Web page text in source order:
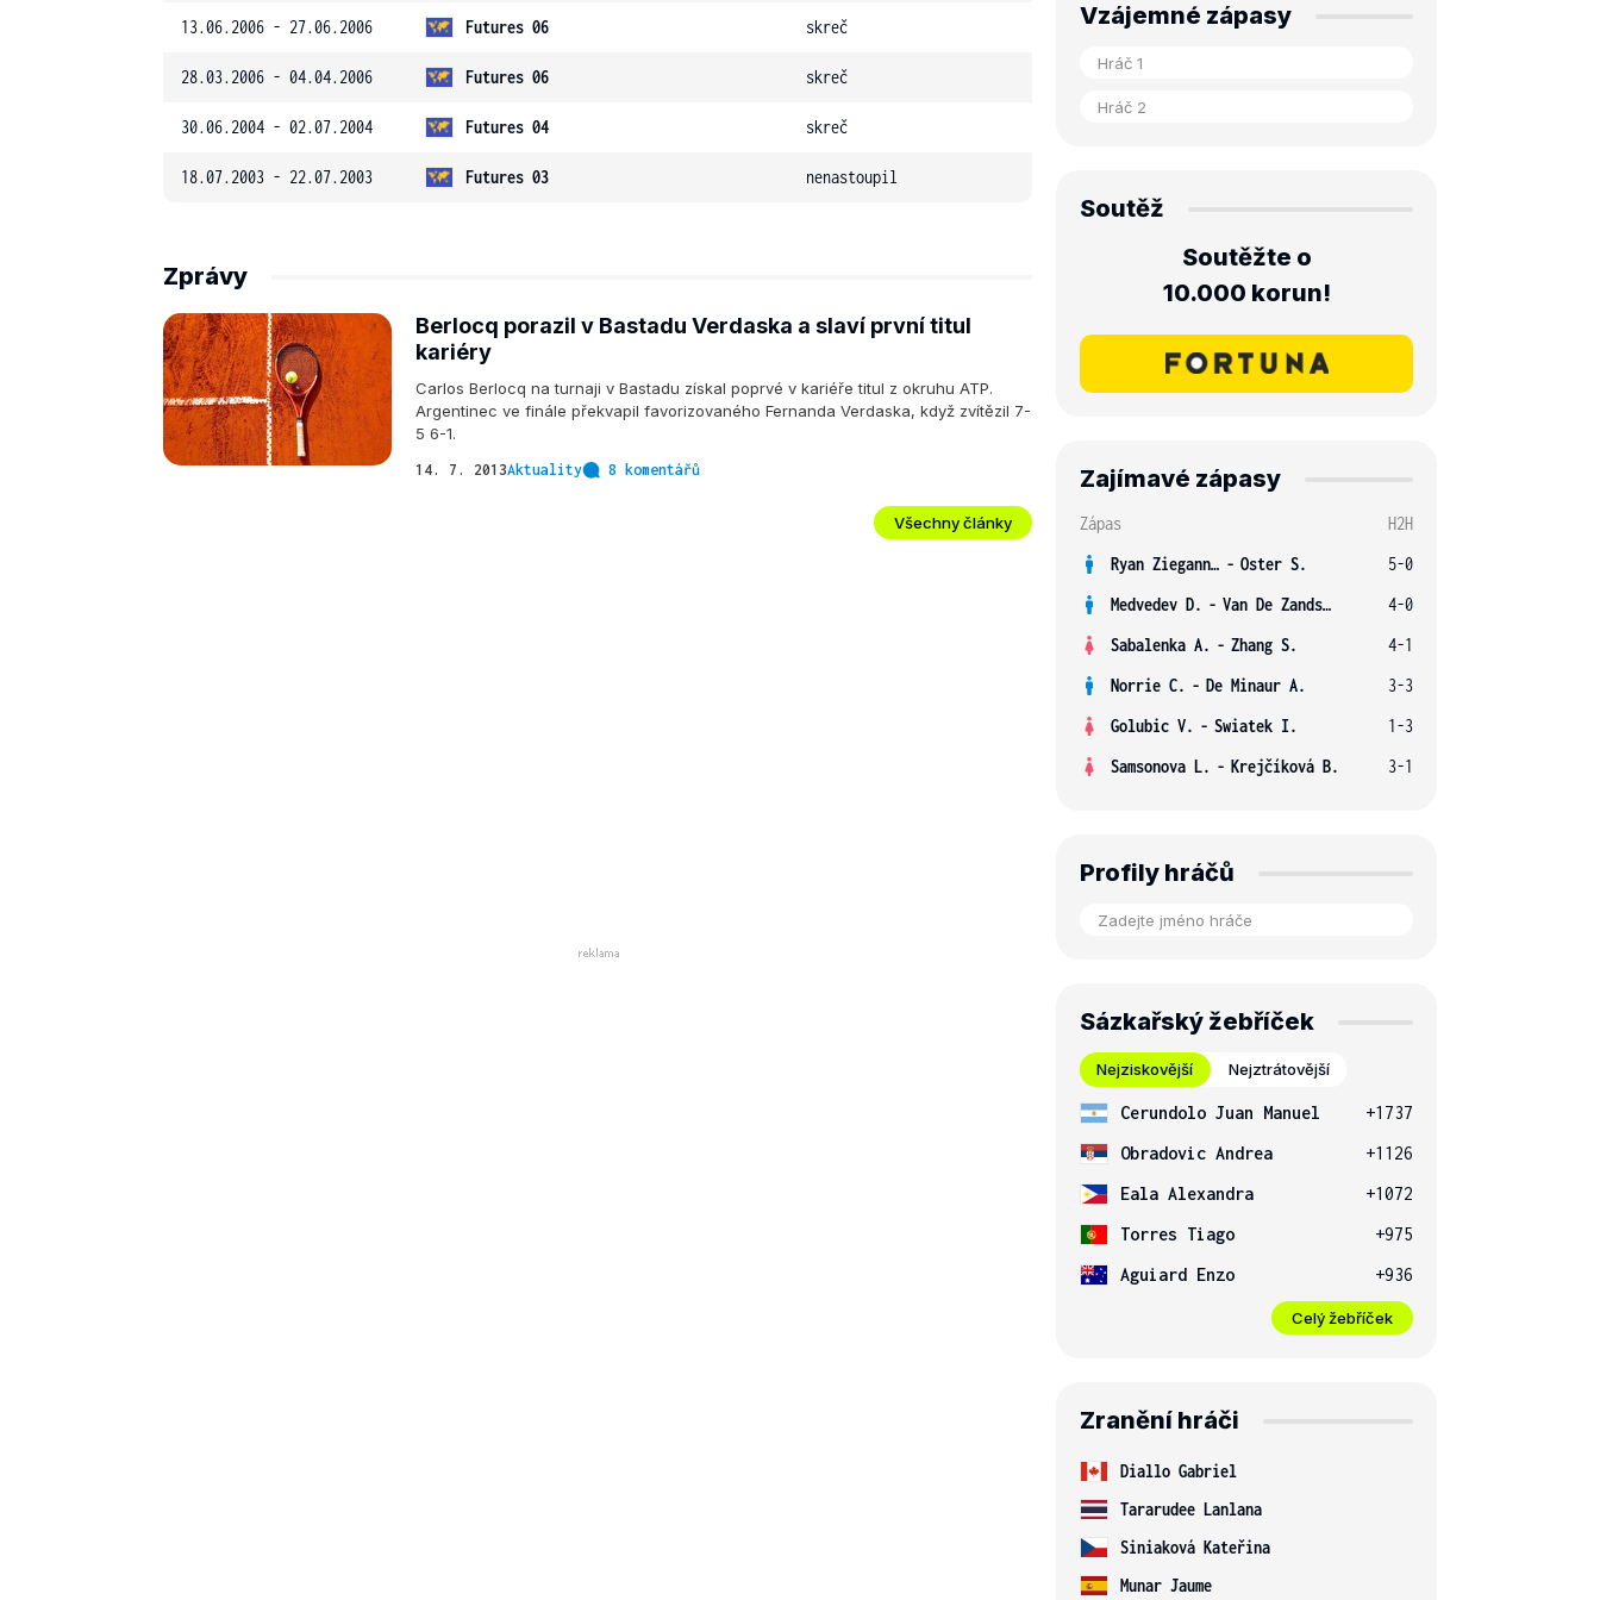
13.06.2006 - 27.06.2006 Futures 06 skreč
28.03.2006 - 04.04.2006 Futures 06 skreč
30.06.2004 - 02.07.2004 Futures 04 skreč
18.07.2003 - 22.07.2003 Futures 03 nenastoupil
Zprávy
Berlocq porazil v Bastadu Verdaska a slaví první titul
kariéry
Carlos Berlocq na turnaji v Bastadu získal poprvé v kariéře titul z okruhu ATP.
Argentinec ve finále překvapil favorizovaného Fernanda Verdaska, když zvítězil 7-
5 6-1.
14. 7. 2013Aktuality 8 komentářů
Všechny články
Vzájemné zápasy
Soutěž
Soutěžte o
10.000 korun!
Zajímavé zápasy
Zápas
H2H
Ryan Ziegann S. - Oster S.
5-0
Medvedev D. - Van De Zandschulp B.
4-0
Sabalenka A. - Zhang S.
4-1
Norrie C. - De Minaur A.
3-3
Golubic V. - Swiatek I.
1-3
Samsonova L. - Krejčíková B. 3-1
Profily hráčů
Sázkařský žebříček
Nejziskovější Nejztrátovější
Cerundolo Juan Manuel
+1737
Obradovic Andrea
+1126
Eala Alexandra
+1072
Torres Tiago
+975
Aguiard Enzo
+936
Celý žebříček
Zranění hráči
Diallo Gabriel
Tararudee Lanlana
Siniaková Kateřina
Munar Jaume